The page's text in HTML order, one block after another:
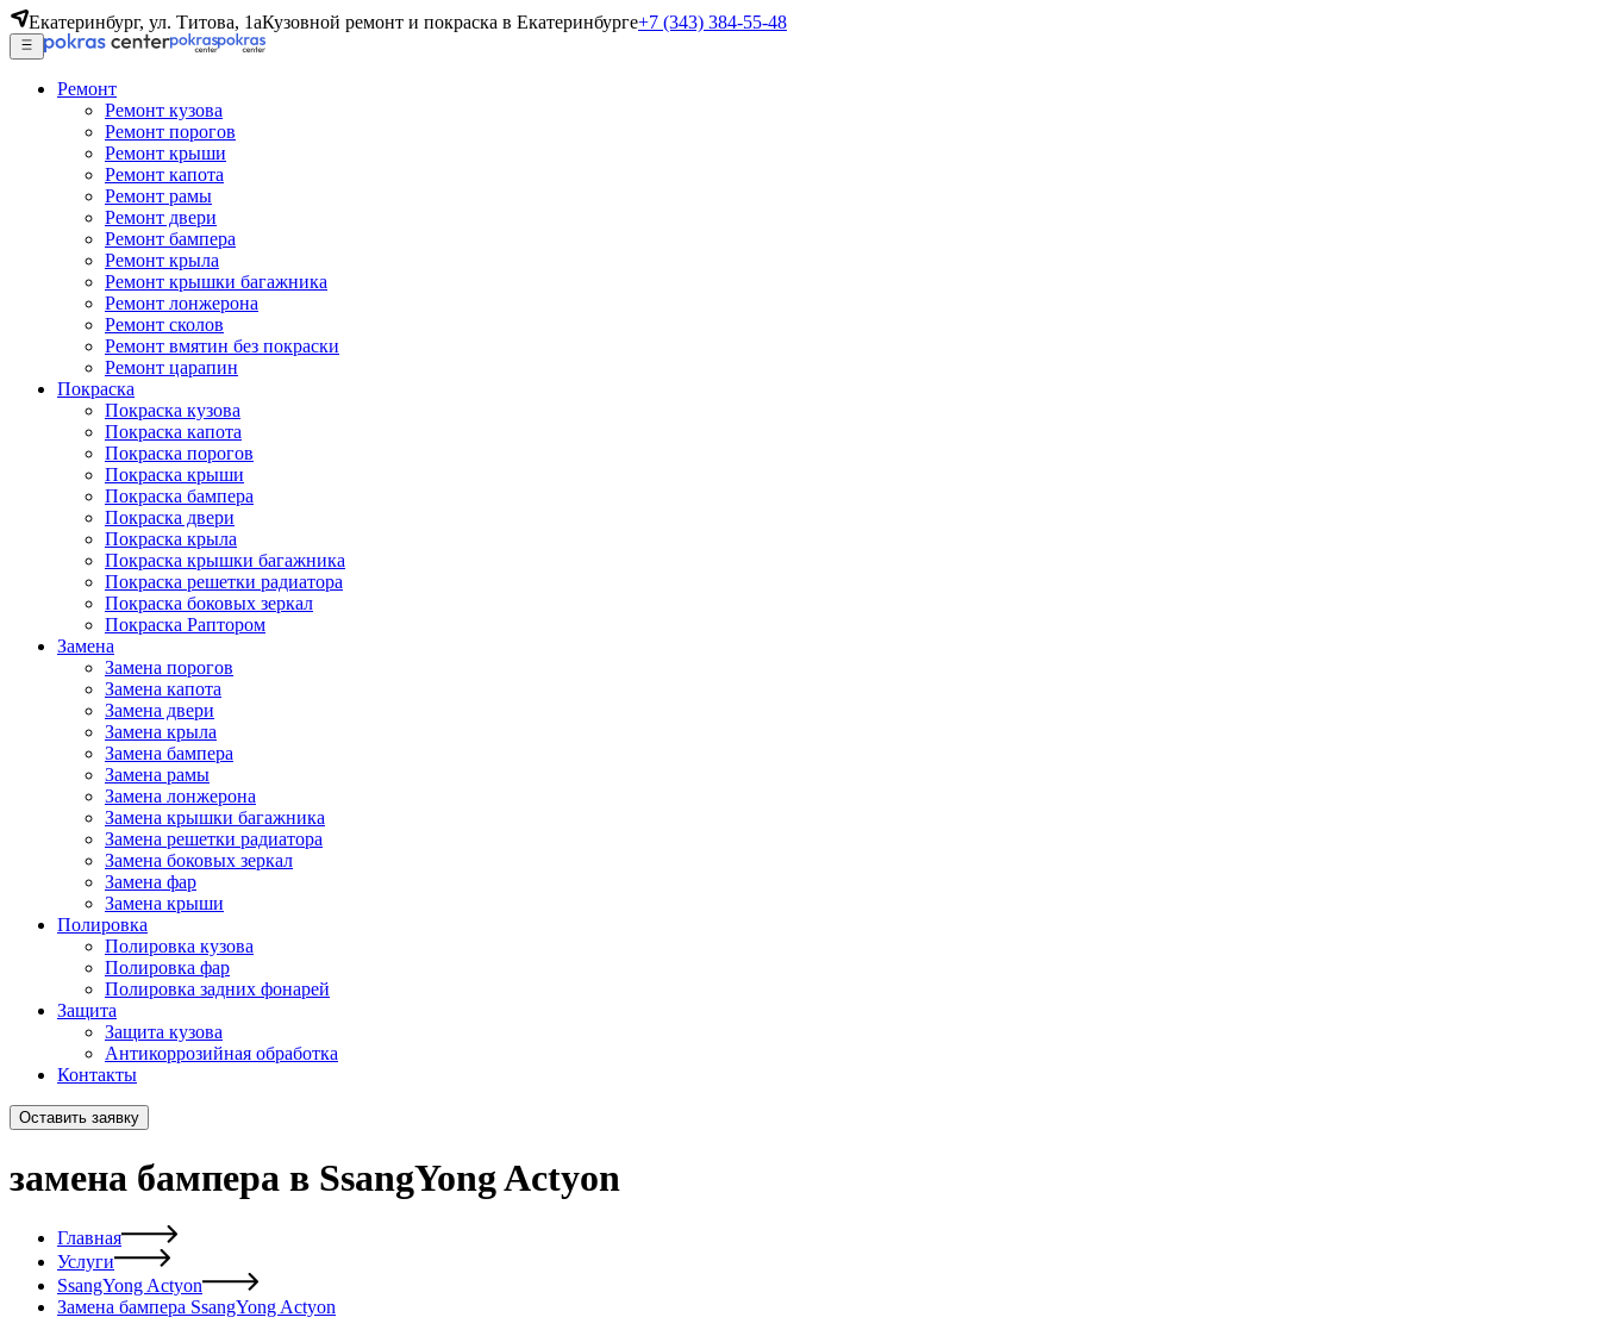
Екатеринбург, ул. Титова, 1аКузовной ремонт и покраска в Екатеринбурге+7 (343) 384-55-48
Ремонт
Ремонт кузова
Ремонт порогов
Ремонт крыши
Ремонт капота
Ремонт рамы
Ремонт двери
Ремонт бампера
Ремонт крыла
Ремонт крышки багажника
Ремонт лонжерона
Ремонт сколов
Ремонт вмятин без покраски
Ремонт царапин
Покраска
Покраска кузова
Покраска капота
Покраска порогов
Покраска крыши
Покраска бампера
Покраска двери
Покраска крыла
Покраска крышки багажника
Покраска решетки радиатора
Покраска боковых зеркал
Покраска Раптором
Замена
Замена порогов
Замена капота
Замена двери
Замена крыла
Замена бампера
Замена рамы
Замена лонжерона
Замена крышки багажника
Замена решетки радиатора
Замена боковых зеркал
Замена фар
Замена крыши
Полировка
Полировка кузова
Полировка фар
Полировка задних фонарей
Защита
Защита кузова
Антикоррозийная обработка
Контакты
Оставить заявку
замена бампера в SsangYong Actyon
Главная
Услуги
SsangYong Actyon
Замена бампера SsangYong Actyon